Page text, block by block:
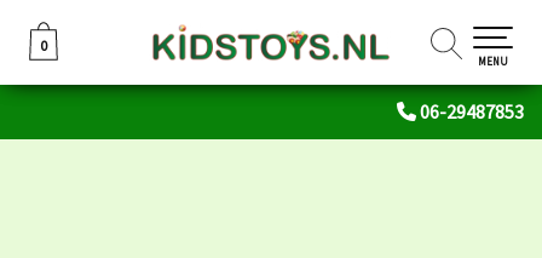
06-29487853
0
0
MENU